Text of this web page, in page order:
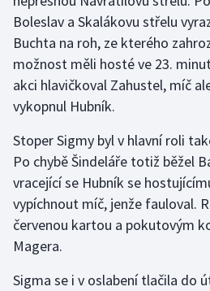
Gymnastika
Házená
Jezdectví
Krasobruslení
Lezení
Moderní pětiboj
Boleslav a Skalákovu střelu
Buchta na roh, ze kterého
možnost měli hosté ve 23.
akci hlavičkoval Zahustel, míč
vykopnul Hubník.
Stoper Sigmy byl v hlavní roli
Po chybě Šindeláře totiž běžel
vracející se Hubník se
vypíchnout míč, jenže fauloval.
červenou kartou a pokutovým
Magera.
Sigma se i v oslabení tlačila do